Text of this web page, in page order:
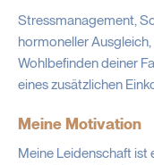
Stressmanagement,
hormoneller
Wohlbefinden deiner
eines zusätzlichen
Meine Motivation
Meine Leidenschaft ist